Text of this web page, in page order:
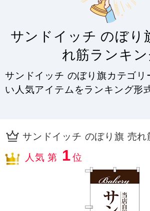
サンドイッチ のぼり
れ筋ランキ
サンドイッチ のぼり旗カテゴリ
い人気アイテムをランキング形
サンドイッチ のぼり旗 売れ
人気 第 1位